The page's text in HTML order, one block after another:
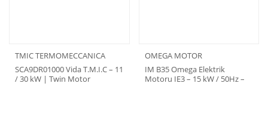
TMIC TERMOMECCANICA
SCA9DR01000 Vida T.M.I.C – 11
/ 30 kW | Twin Motor
OMEGA MOTOR
IM B35 Omega Elektrik
Motoru IE3 – 15 kW / 50Hz –